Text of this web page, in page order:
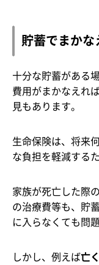
貯蓄でまかな
十分な貯蓄がある
費用がまかなえれ
見もあります。
生命保険は、将来
な負担を軽減する
家族が死亡した際
の治療費等も、貯
に入らなくても問
しかし、例えば亡